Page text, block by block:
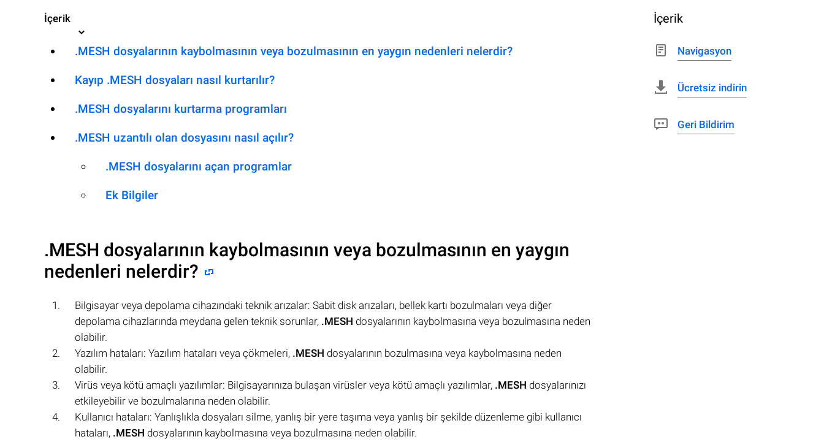
İçerik
.MESH dosyalarının kaybolmasının veya bozulmasının en yaygın nedenleri nelerdir?
Kayıp .MESH dosyaları nasıl kurtarılır?
.MESH dosyalarını kurtarma programları
.MESH uzantılı olan dosyasını nasıl açılır?
.MESH dosyalarını açan programlar
Ek Bilgiler
.MESH dosyalarının kaybolmasının veya bozulmasının en yaygın
nedenleri nelerdir?
Bilgisayar veya depolama cihazındaki teknik arızalar: Sabit disk arızaları, bellek kartı bozulmaları veya diğer
depolama cihazlarında meydana gelen teknik sorunlar, .MESH dosyalarının kaybolmasına veya bozulmasına neden
olabilir.
Yazılım hataları: Yazılım hataları veya çökmeleri, .MESH dosyalarının bozulmasına veya kaybolmasına neden
olabilir.
Virüs veya kötü amaçlı yazılımlar: Bilgisayarınıza bulaşan virüsler veya kötü amaçlı yazılımlar, .MESH dosyalarınızı
etkileyebilir ve bozulmalarına neden olabilir.
Kullanıcı hataları: Yanlışlıkla dosyaları silme, yanlış bir yere taşıma veya yanlış bir şekilde düzenleme gibi kullanıcı
hataları, .MESH dosyalarının kaybolmasına veya bozulmasına neden olabilir.
İçerik
Navigasyon
Ücretsiz indirin
Geri Bildirim